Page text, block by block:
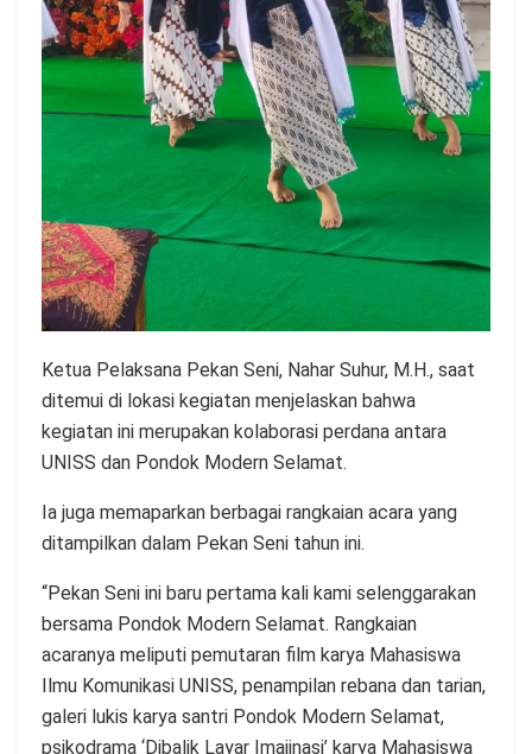
Ketua Pelaksana Pekan Seni, Nahar Suhur, M.H., saat
ditemui di lokasi kegiatan menjelaskan bahwa
kegiatan ini merupakan kolaborasi perdana antara
UNISS dan Pondok Modern Selamat.
Ia juga memaparkan berbagai rangkaian acara yang
ditampilkan dalam Pekan Seni tahun ini.
“Pekan Seni ini baru pertama kali kami selenggarakan
bersama Pondok Modern Selamat. Rangkaian
acaranya meliputi pemutaran film karya Mahasiswa
Ilmu Komunikasi UNISS, penampilan rebana dan tarian,
galeri lukis karya santri Pondok Modern Selamat,
psikodrama ‘Dibalik Layar Imajinasi’ karya Mahasiswa